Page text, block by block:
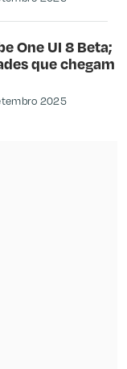
One UI 8 Beta;
que chegam
2025